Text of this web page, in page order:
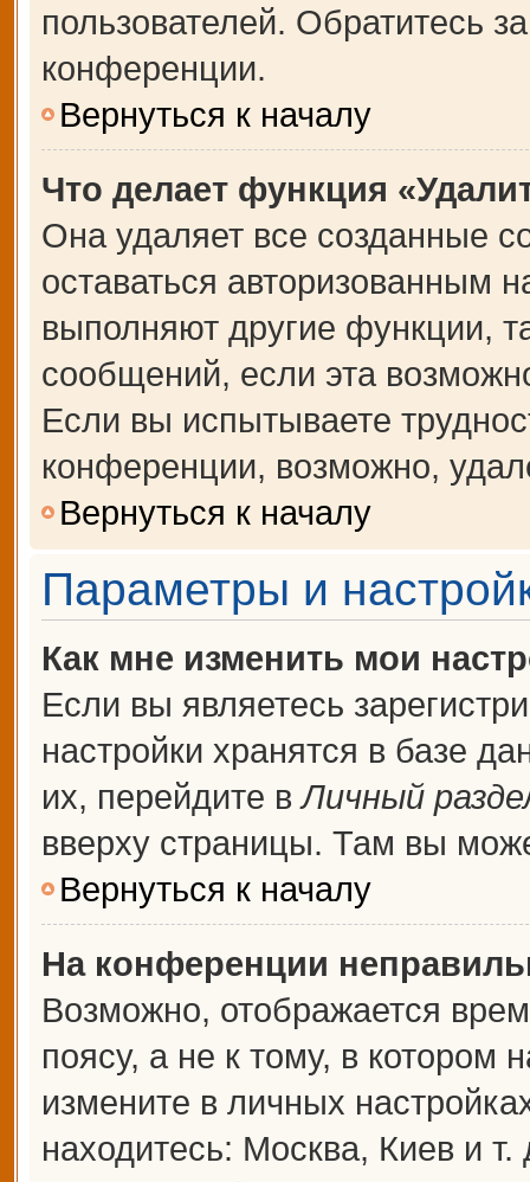
пользователей. Обратитесь
конференции.
Вернуться к началу
Что делает функция
Она удаляет все созданные
оставаться авторизованным
выполняют другие функции,
сообщений, если эта
Если вы испытываете
конференции, возможно,
Вернуться к началу
Параметры и
Как мне изменить мои
Если вы являетесь
настройки хранятся в базе
их, перейдите вЛичный
вверху страницы. Там вы
Вернуться к началу
На конференции
Возможно, отображается
поясу, а не к тому, в котором
измените в личных
находитесь: Москва, Киев и